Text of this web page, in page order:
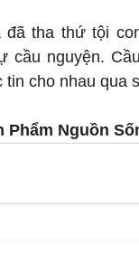
đã tha thứ tội
cầu nguyện.
tin cho nhau qua
Phẩm Nguồn